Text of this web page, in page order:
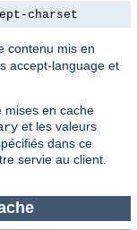
charset
contenu mis en
accept-language et
mises en cache
et les valeurs
dans ce
servie au client.